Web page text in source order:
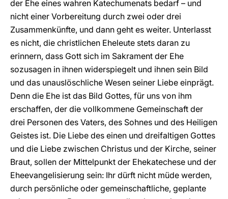
der Ehe eines wahren Katechumenats bedarf – und
nicht einer Vorbereitung durch zwei oder drei
Zusammenkünfte, und dann geht es weiter. Unterlasst
es nicht, die christlichen Eheleute stets daran zu
erinnern, dass Gott sich im Sakrament der Ehe
sozusagen in ihnen widerspiegelt und ihnen sein Bild
und das unauslöschliche Wesen seiner Liebe einprägt.
Denn die Ehe ist das Bild Gottes, für uns von ihm
erschaffen, der die vollkommene Gemeinschaft der
drei Personen des Vaters, des Sohnes und des Heiligen
Geistes ist. Die Liebe des einen und dreifaltigen Gottes
und die Liebe zwischen Christus und der Kirche, seiner
Braut, sollen der Mittelpunkt der Ehekatechese und der
Eheevangelisierung sein: Ihr dürft nicht müde werden,
durch persönliche oder gemeinschaftliche, geplante